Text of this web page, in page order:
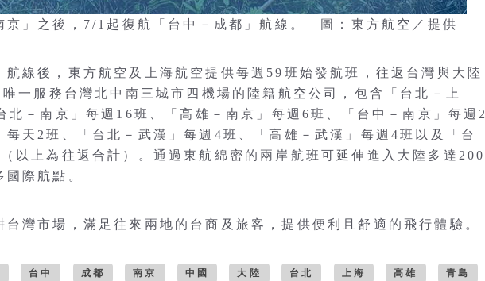
京」之後，7/1起復航「台中－成都」航線。 圖：東方航空／提供
航線後，東方航空及上海航空提供每週59班始發航班，往返台灣與大陸
一服務台灣北中南三城市四機場的陸籍航空公司，包含「台北－上
北－南京」每週16班、「高雄－南京」每週6班、「台中－南京」每週2
每天2班、「台北－武漢」每週4班、「高雄－武漢」每週4班以及「台
以上為往返合計）。通過東航綿密的兩岸航班可延伸進入大陸多達200
際航點。
台灣市場，滿足往來兩地的台商及旅客，提供便利且舒適的飛行體驗。
台中 成都 南京 中國 大陸 台北 上海 高雄 青島